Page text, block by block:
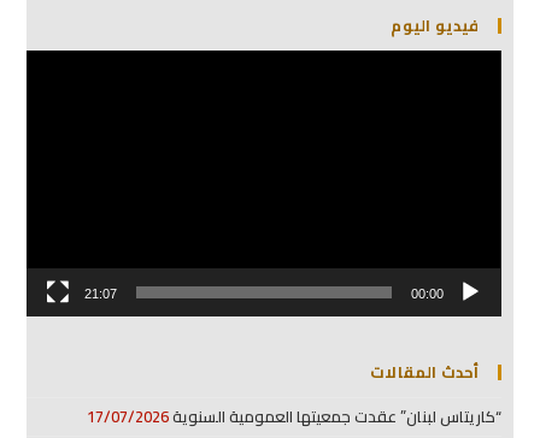
فيديو اليوم
مشغل
00:00
21:07
أحدث المقالات
“كاريتاس لبنان” عقدت جمعيتها العمومية السنوية17/07/2026